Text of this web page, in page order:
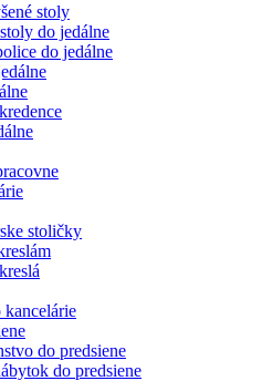
stoly
do jedálne
do jedálne
stoličky
do predsiene
do predsiene